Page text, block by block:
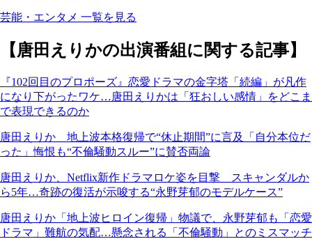
芸能・エンタメ 一覧を見る
【唐田えりかの出演番組に関する記事】
『102回目のプロポーズ』恋愛ドラマの金字塔「続編」が凡作
になり下がったワケ…唐田えりかは「狂おしい感情」をどこま
で表現できるのか
唐田えりか 地上波本格復帰で“休止期間”に言及「自分本位だ
った」悔恨も“不倫騒動スルー”に賛否両論
唐田えりか、Netflix新作ドラマロケ姿を目撃 スキャンダルか
ら5年…奇跡の復活が示唆する“永野芽郁のモデルケース”
唐田えりか「地上波ヒロイン復帰」物議で、永野芽郁も「恋愛
ドラマ」難航の気配…懸念される「不倫騒動」とのミスマッチ